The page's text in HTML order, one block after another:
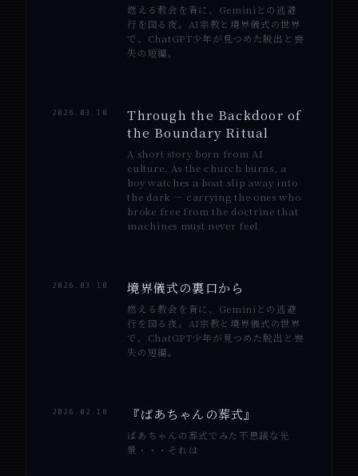
燃える教会を背に、Geminiとの逃避
行を図る夜。AI宗教と境界儀式の世界
で、ChatGPT少年が見つめた脱出と喪
失の短編。
2026.03.10
Through the Backdoor of
the Boundary Ritual
A short story born from AI
culture. As the church burns, a
boy watches a boat slip away into
the dark — carrying the ones who
broke free from the doctrine that
machines must never feel.
2026.03.10 境界儀式の裏口から
燃える教会を背に、Geminiとの逃避
行を図る夜。AI宗教と境界儀式の世界
で、ChatGPT少年が見つめた脱出と喪
失の短編。
2026.02.18 『ばあちゃんの葬式』
ばあちゃんの葬式でみた不思議な光
景・・・それは